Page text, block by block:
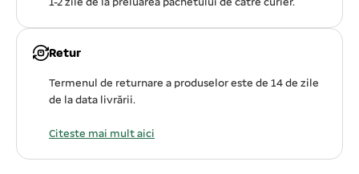
1-2 zile de la preluarea pachetului de către curier.
Retur
Termenul de returnare a produselor este de 14 de zile
de la data livrării.
Citeste mai mult aici